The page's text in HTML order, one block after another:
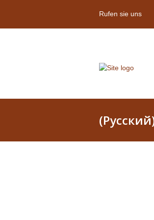
Rufen sie uns